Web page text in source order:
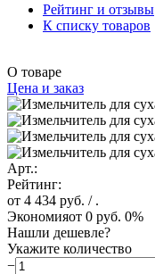
Рейтинг и отзывы
К списку товаров
О товаре
Цена и заказ
Арт.:
Рейтинг:
от 4 434 руб. / .
Экономияот 0 руб. 0%
Нашли дешевле?
Укажите количество
−